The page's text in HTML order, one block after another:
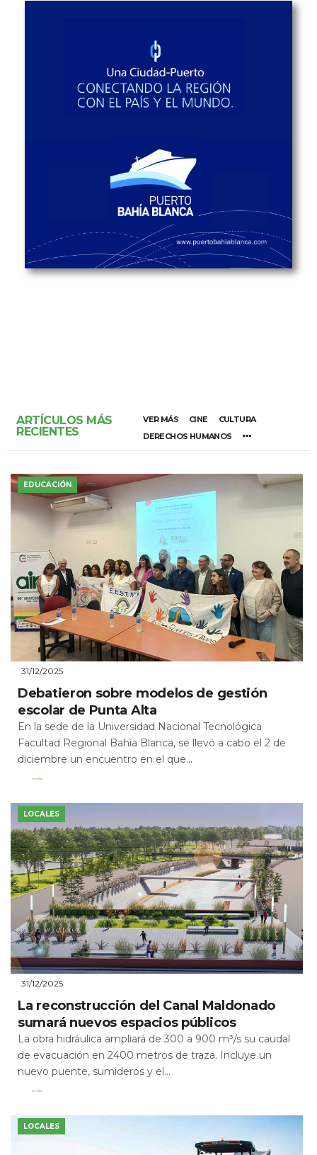
ARTÍCULOS MÁS
RECIENTES
VER MÁS CINE
CULTURA
DERECHOS HUMANOS
EDUCACIÓN
31/12/2025
Debatieron sobre modelos de gestión
escolar de Punta Alta
En la sede de la Universidad Nacional Tecnológica
Facultad Regional Bahía Blanca, se llevó a cabo el 2 de
diciembre un encuentro en el que...
Leer Más
LOCALES
31/12/2025
La reconstrucción del Canal Maldonado
sumará nuevos espacios públicos
La obra hidráulica ampliará de 300 a 900 m³/s su caudal
de evacuación en 2400 metros de traza. Incluye un
nuevo puente, sumideros y el...
Leer Más
LOCALES